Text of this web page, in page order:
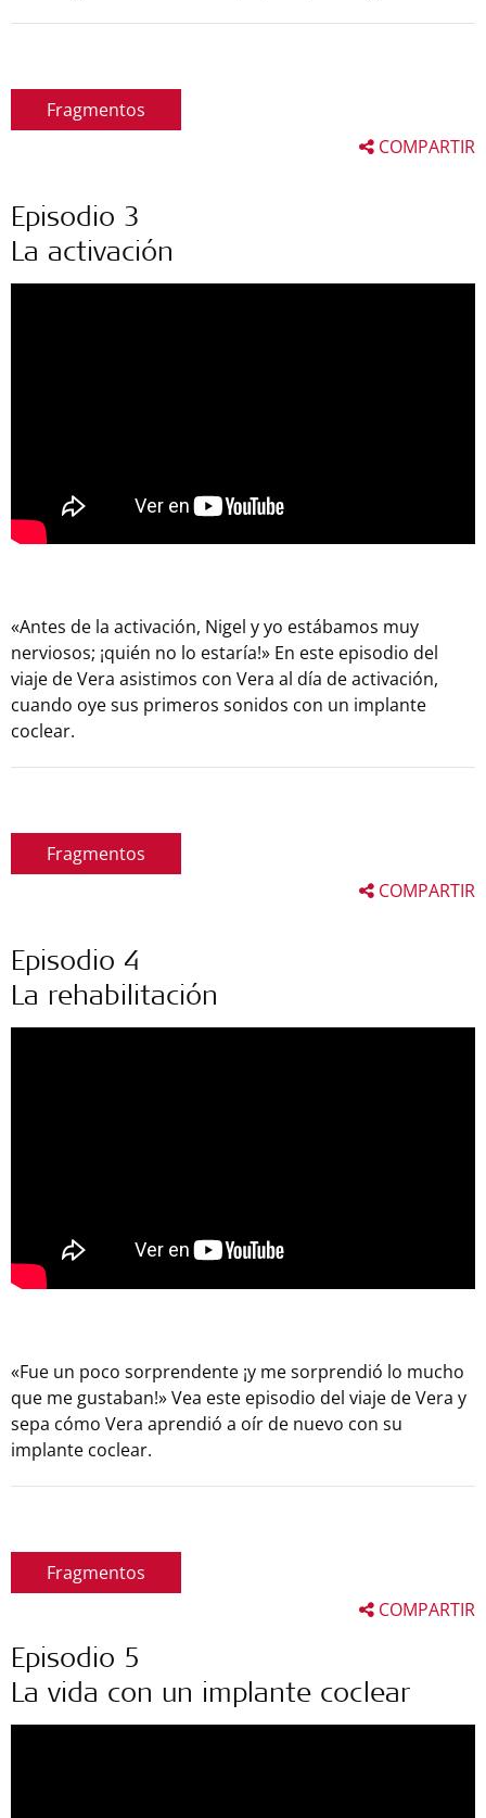
Fragmentos
COMPARTIR
Episodio 3
La activación
«Antes de la activación, Nigel y yo estábamos muy
nerviosos; ¡quién no lo estaría!» En este episodio del
viaje de Vera asistimos con Vera al día de activación,
cuando oye sus primeros sonidos con un implante
coclear.
Fragmentos
COMPARTIR
Episodio 4
La rehabilitación
«Fue un poco sorprendente ¡y me sorprendió lo mucho
que me gustaban!» Vea este episodio del viaje de Vera y
sepa cómo Vera aprendió a oír de nuevo con su
implante coclear.
Fragmentos
COMPARTIR
Episodio 5
La vida con un implante coclear